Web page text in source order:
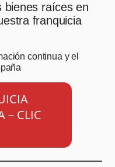
bienes raíces en
franquicia
continua y el
– CLIC